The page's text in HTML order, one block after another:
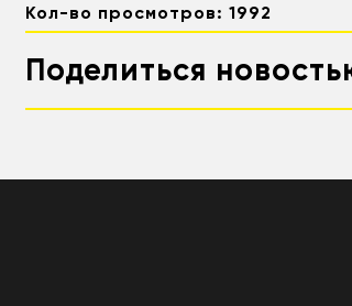
Кол-во просмотров: 1992
Поделиться